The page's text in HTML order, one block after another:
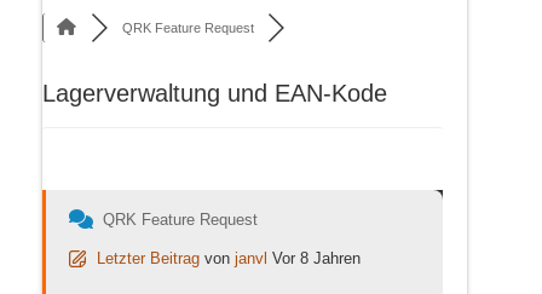
QRK Feature Request
Lagerverwaltung und EAN-Kode
QRK Feature Request
Letzter Beitrag von janvl Vor 8 Jahren